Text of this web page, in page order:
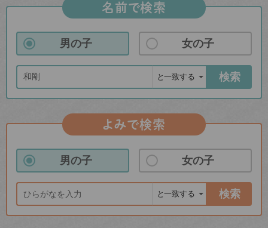
名前で検索
男の子 女の子
検索
よみで検索
男の子 女の子
検索